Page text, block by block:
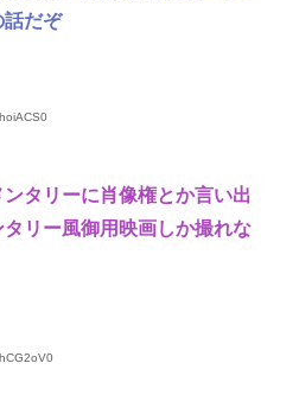
話だぞ
タリーに肖像権とか言い出
タリー風御用映画しか撮れな